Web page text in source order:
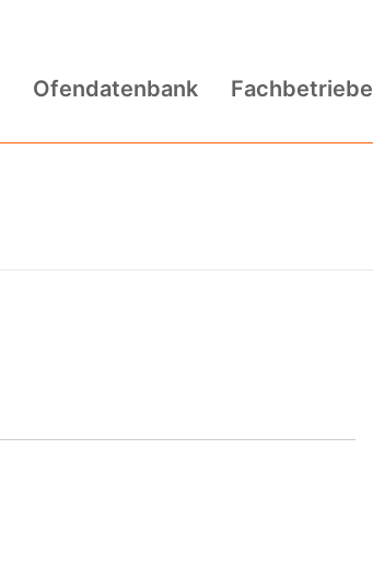
Ofendatenbank Fachbetriebe